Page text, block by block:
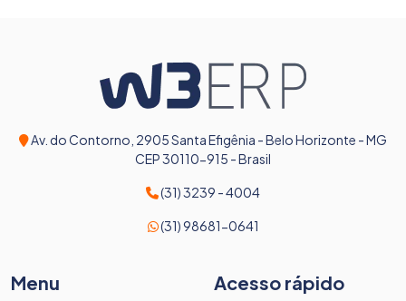
Av. do Contorno, 2905 Santa Efigênia - Belo Horizonte - MG
CEP 30110-915 - Brasil
(31) 3239 - 4004
(31) 98681-0641
Menu Acesso rápido